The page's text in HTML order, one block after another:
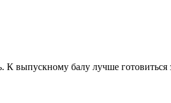
выпускному балу лучше готовиться